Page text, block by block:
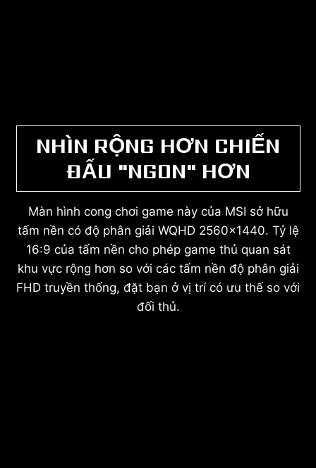
NHÌN RỘNG HƠN CHIẾN
ĐẤU "NGON" HƠN
Màn hình cong chơi game này của MSI sở hữu
tấm nền có độ phân giải WQHD 2560x1440. Tỷ lệ
16:9 của tấm nền cho phép game thủ quan sát
khu vực rộng hơn so với các tấm nền độ phân giải
FHD truyền thống, đặt bạn ở vị trí có ưu thế so với
đối thủ.